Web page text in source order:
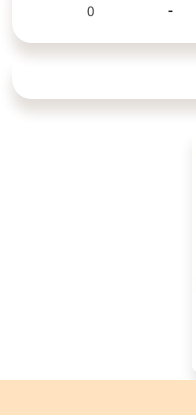
Minimum Price
-
Maximum Price